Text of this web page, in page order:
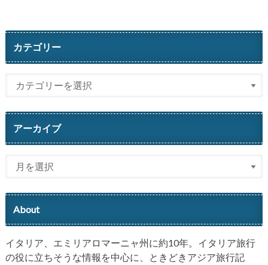
カテゴリー
アーカイブ
About
イタリア、エミリアロマーニャ州に約10年。イタリア旅行
の役に立ちそうな情報を中心に、ときどきアジア旅行記